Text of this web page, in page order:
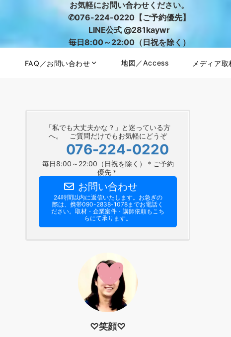
お気軽にお問い合わせください。
✆076-224-0220【ご予約優先】
LINE公式 @281kaywr
毎日8:00～22:00（日祝を除く）
FAQ／お問い合わせ 地図／Access メディア取
「私でも大丈夫かな？」と迷っている方
へ。 ご質問だけでもお気軽にどうぞ
076-224-0220
毎日8:00～22:00（日祝を除く）＊ご予約
優先＊
お問い合わせ
24時間以内に返信いたします。お急ぎの
際は、携帯090-2838-1078までお電話く
ださい。​取材・企業案件・講師依頼もこち
らにて承ります。
♡笑顔♡